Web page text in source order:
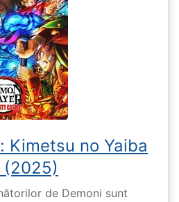
Kimetsu no Yaiba
(2025)
de Demoni sunt